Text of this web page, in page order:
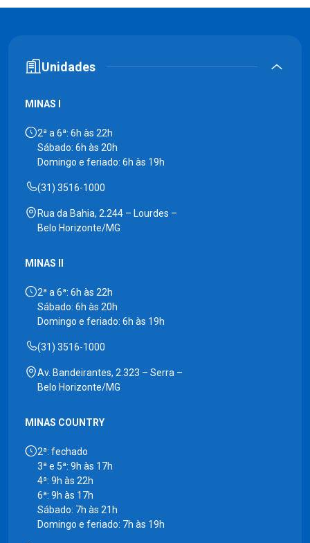
Unidades
MINAS I
2ª a 6ª: 6h às 22h
Sábado: 6h às 20h
Domingo e feriado: 6h às 19h
(31) 3516-1000
Rua da Bahia, 2.244 – Lourdes –
Belo Horizonte/MG
MINAS II
2ª a 6ª: 6h às 22h
Sábado: 6h às 20h
Domingo e feriado: 6h às 19h
(31) 3516-1000
Av. Bandeirantes, 2.323 – Serra –
Belo Horizonte/MG
MINAS COUNTRY
2ª: fechado
3ª e 5ª: 9h às 17h
4ª: 9h às 22h
6ª: 9h às 17h
Sábado: 7h às 21h
Domingo e feriado: 7h às 19h